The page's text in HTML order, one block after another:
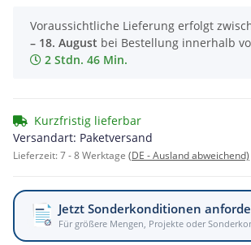
Voraussichtliche Lieferung erfolgt
– 18. August bei Bestellung innerhalb
2 Stdn. 46 Min.
Kurzfristig lieferbar
Versandart: Paketversand
Lieferzeit:7 - 8 Werktage (DE - Ausland abweichend)
Jetzt Sonderkonditionen
Für größere Mengen, Projekte oder